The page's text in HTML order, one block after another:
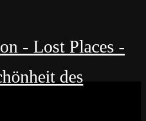
- Lost Places -
des